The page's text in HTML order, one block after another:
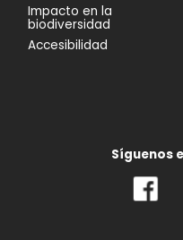
Impacto en la
biodiversidad
Accesibilidad
Síguenos